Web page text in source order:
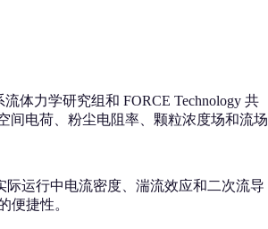
体力学研究组和 FORCE Technology 共
间电荷、粉尘电阻率、颗粒浓度场和流场
运行中电流密度、湍流效应和二次流导
便捷性。